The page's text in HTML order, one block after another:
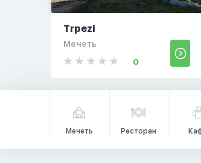
Trpezi
Мечеть
0
Мечеть Ресторан